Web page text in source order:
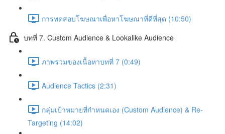
การทดสอบโฆษณาเพื่อหาโฆษณาที่ดีที่สุด (10:50)
บทที่ 7. Custom Audience & Lookalike Audience
ภาพรวมของเนื้อหาบทที่ 7 (0:49)
Audience Tactics (2:31)
กลุ่มเป้าหมายที่กำหนดเอง (Custom Audience) & Re-
Targeting (14:02)